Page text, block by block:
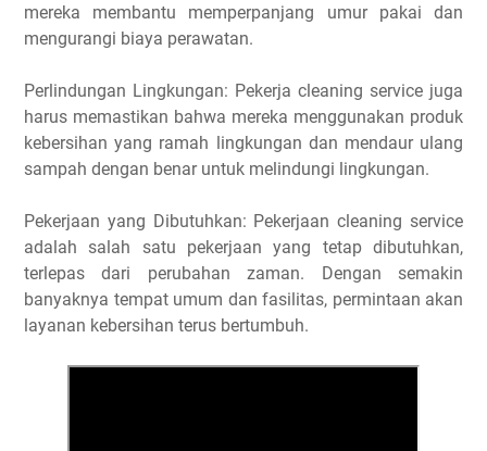
mereka membantu memperpanjang umur pakai dan
mengurangi biaya perawatan.
Perlindungan Lingkungan: Pekerja cleaning service juga
harus memastikan bahwa mereka menggunakan produk
kebersihan yang ramah lingkungan dan mendaur ulang
sampah dengan benar untuk melindungi lingkungan.
Pekerjaan yang Dibutuhkan: Pekerjaan cleaning service
adalah salah satu pekerjaan yang tetap dibutuhkan,
terlepas dari perubahan zaman. Dengan semakin
banyaknya tempat umum dan fasilitas, permintaan akan
layanan kebersihan terus bertumbuh.